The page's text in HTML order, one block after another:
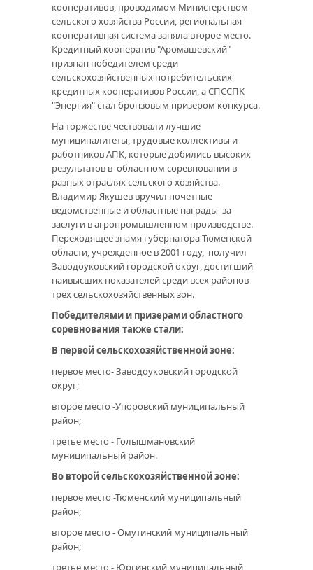
кооперативов, проводимом Министерством
сельского хозяйства России, региональная
кооперативная система заняла второе место.
Кредитный кооператив "Аромашевский"
признан победителем среди
сельскохозяйственных потребительских
кредитных кооперативов России, а СПССПК
"Энергия" стал бронзовым призером конкурса.
На торжестве чествовали лучшие
муниципалитеты, трудовые коллективы и
работников АПК, которые добились высоких
результатов в областном соревновании в
разных отраслях сельского хозяйства.
Владимир Якушев вручил почетные
ведомственные и областные награды за
заслуги в агропромышленном производстве.
Переходящее знамя губернатора Тюменской
области, учрежденное в 2001 году, получил
Заводоуковский городской округ, достигший
наивысших показателей среди всех районов
трех сельскохозяйственных зон.
Победителями и призерами областного
соревнования также стали:
В первой сельскохозяйственной зоне:
первое место- Заводоуковский городской
округ;
второе место -Упоровский муниципальный
район;
третье место - Голышмановский
муниципальный район.
Во второй сельскохозяйственной зоне:
первое место -Тюменский муниципальный
район;
второе место - Омутинский муниципальный
район;
третье место - Юргинский муниципальный